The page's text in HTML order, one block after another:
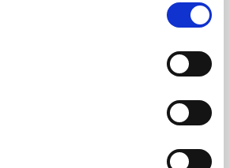
Lufthansa
DeubaXXL